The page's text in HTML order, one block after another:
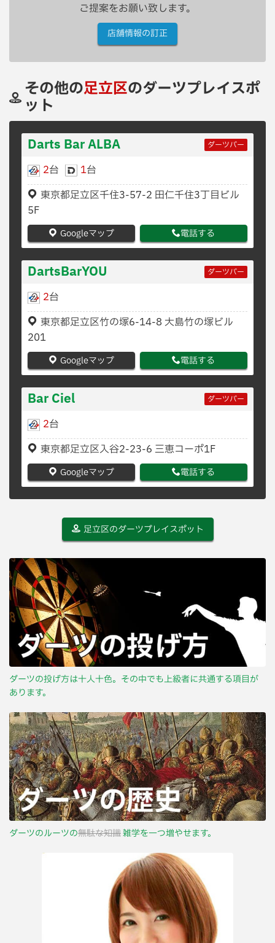
ご提案をお願い致します。
店舗情報の訂正
その他の足立区のダーツプレイスポ
ット
Darts Bar ALBA ダーツバー
2台 1台
東京都足立区千住3-57-2 田仁千住3丁目ビル
5F
Googleマップ 電話する
DartsBarYOU ダーツバー
2台
東京都足立区竹の塚6-14-8 大島竹の塚ビル
201
Googleマップ 電話する
Bar Ciel ダーツバー
2台
東京都足立区入谷2-23-6 三恵コーポ1F
Googleマップ 電話する
足立区のダーツプレイスポット
ダーツの投げ方は十人十色。その中でも上級者に共通する項目が
あります。
ダーツのルーツの無駄な知識雑学を一つ増やせます。